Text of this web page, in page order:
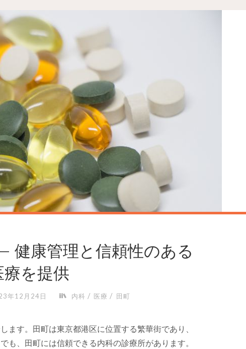
健康管理と信頼性のある
療を提供
年12月24日 内科 / 医療 / 田町
ます。 田町は東京都港区に位置する繁華街であり、
も、田町には信頼できる内科の診療所があります。